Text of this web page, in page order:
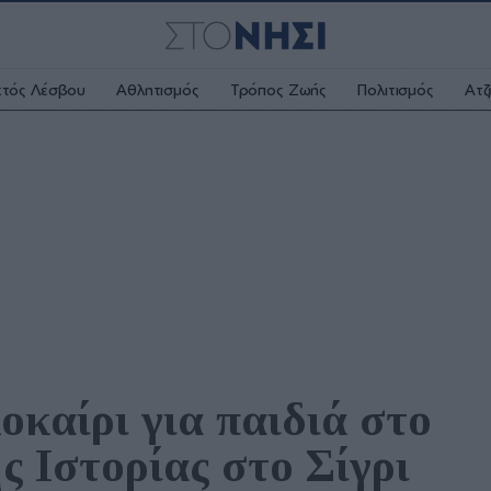
Λέσβου Αθλητισμός Τρόπος Ζωής Πολιτισμός
για παιδιά στο
στο Σίγρι